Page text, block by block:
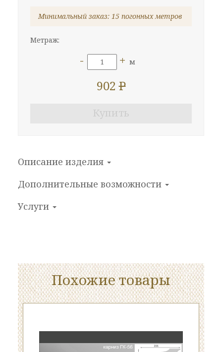
Минимальный заказ: 15 погонных метров
Метраж:
- + м
902P
Купить
Описание изделия
Дополнительные возможности
Услуги
Похожие товары